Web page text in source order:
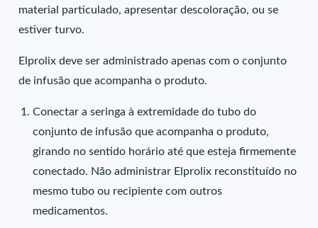
material particulado, apresentar descoloração, ou se
estiver turvo.
Elprolix deve ser administrado apenas com o conjunto
de infusão que acompanha o produto.
Conectar a seringa à extremidade do tubo do
conjunto de infusão que acompanha o produto,
girando no sentido horário até que esteja firmemente
conectado. Não administrar Elprolix reconstituído no
mesmo tubo ou recipiente com outros
medicamentos.